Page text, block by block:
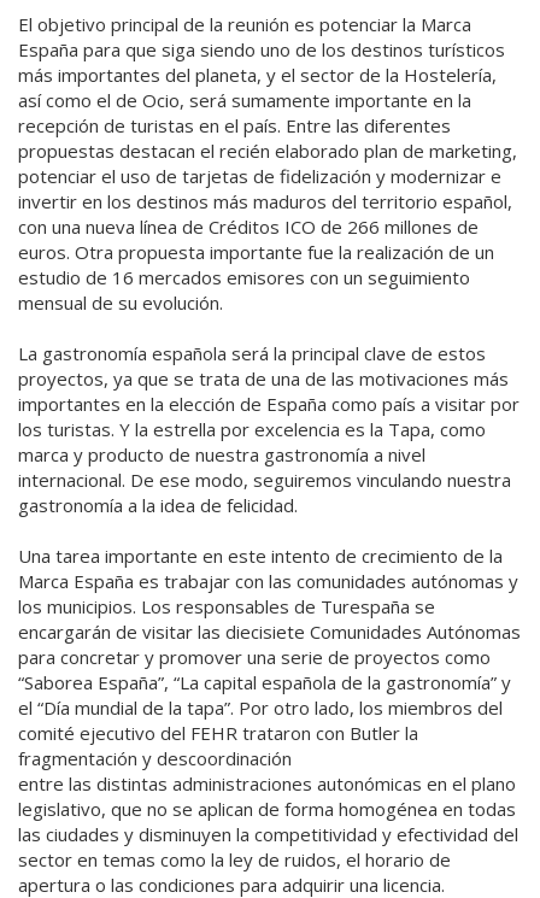
El objetivo principal de la reunión es potenciar la Marca
España para que siga siendo uno de los destinos turísticos
más importantes del planeta, y el sector de la Hostelería,
así como el de Ocio, será sumamente importante en la
recepción de turistas en el país. Entre las diferentes
propuestas destacan el recién elaborado plan de marketing,
potenciar el uso de tarjetas de fidelización y modernizar e
invertir en los destinos más maduros del territorio español,
con una nueva línea de Créditos ICO de 266 millones de
euros. Otra propuesta importante fue la realización de un
estudio de 16 mercados emisores con un seguimiento
mensual de su evolución.
La gastronomía española será la principal clave de estos
proyectos, ya que se trata de una de las motivaciones más
importantes en la elección de España como país a visitar por
los turistas. Y la estrella por excelencia es la Tapa, como
marca y producto de nuestra gastronomía a nivel
internacional. De ese modo, seguiremos vinculando nuestra
gastronomía a la idea de felicidad.
Una tarea importante en este intento de crecimiento de la
Marca España es trabajar con las comunidades autónomas y
los municipios. Los responsables de Turespaña se
encargarán de visitar las diecisiete Comunidades Autónomas
para concretar y promover una serie de proyectos como
“Saborea España”, “La capital española de la gastronomía” y
el “Día mundial de la tapa”. Por otro lado, los miembros del
comité ejecutivo del FEHR trataron con Butler la
fragmentación y descoordinación
entre las distintas administraciones autonómicas en el plano
legislativo, que no se aplican de forma homogénea en todas
las ciudades y disminuyen la competitividad y efectividad del
sector en temas como la ley de ruidos, el horario de
apertura o las condiciones para adquirir una licencia.